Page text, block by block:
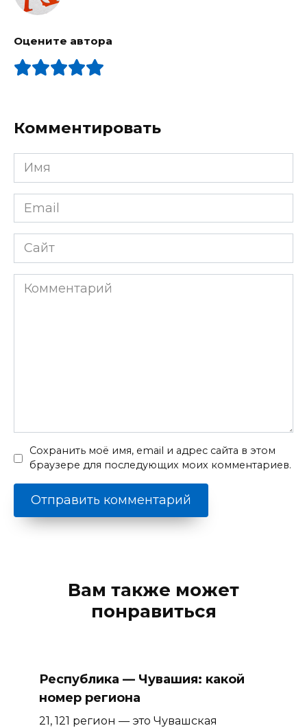
Оцените автора
Комментировать
Имя
Email
Сайт
Комментарий
Сохранить моё имя, email и адрес сайта в этом
браузере для последующих моих комментариев.
Вам также может
понравиться
Республика — Чувашия: какой
номер региона
21, 121 регион — это Чувашская